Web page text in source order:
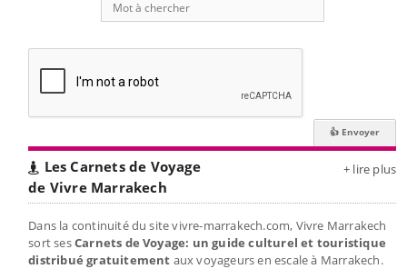
Les Carnets de Voyage
de Vivre Marrakech
+ lire plus
Dans la continuité du site vivre-marrakech.com, Vivre Marrakech
sort sesCarnets de Voyage: un guide culturel et touristique
distribué gratuitement aux voyageurs en escale à Marrakech.